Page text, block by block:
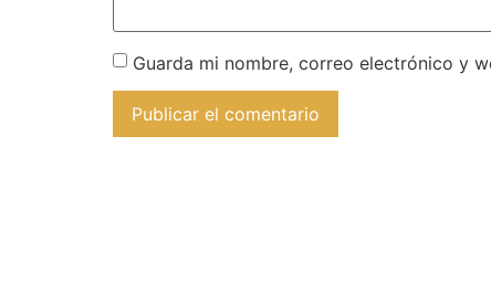
Guarda mi nombre, correo electrónico y